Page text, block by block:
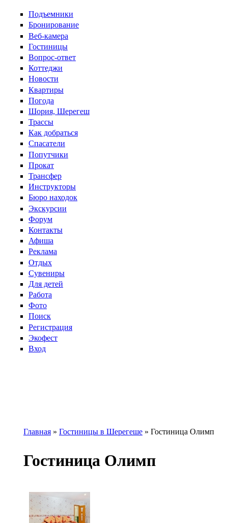
Перейти к основному содержанию
Подъемники
Бронирование
Веб-камера
Гостиницы
Вопрос-ответ
Коттеджи
Новости
Квартиры
Погода
Шория, Шерегеш
Трассы
Как добраться
Спасатели
Попутчики
Прокат
Трансфер
Инструкторы
Бюро находок
Экскурсии
Форум
Контакты
Афиша
Реклама
Отдых
Сувениры
Для детей
Работа
Фото
Поиск
Регистрация
Экофест
Вход
Главная » Гостиницы в Шерегеше » Гостиница Олимп
Гостиница Олимп